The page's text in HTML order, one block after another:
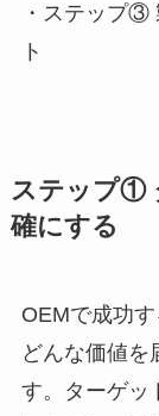
・ステップ③
ト
ステップ①
確にする
OEMで成功
どんな価値を
す。ターゲッ